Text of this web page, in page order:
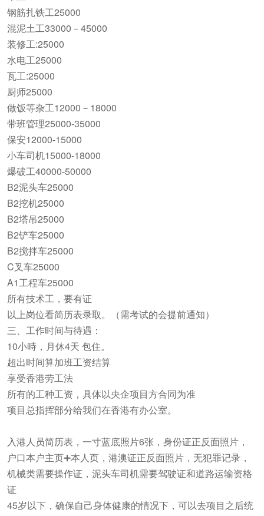
钢筋扎铁工25000
混泥土工33000－45000
装修工:25000
水电工25000
瓦工:25000
厨师25000
做饭等杂工12000－18000
带班管理25000-35000
保安12000-15000
小车司机15000-18000
爆破工40000-50000
B2泥头车25000
B2挖机25000
B2塔吊25000
B2铲车25000
B2搅拌车25000
C叉车25000
A1工程车25000
所有技术工，要有证
以上岗位看简历表录取。（需考试的会提前通知）
三、工作时间与待遇：
10小時，月休4天 包住。
超出时间算加班工资结算
享受香港劳工法
所有的工种工资，具体以央企项目方合同为准
项目总指挥部分给我们在香港有办公室。
入港人员简历表，一寸蓝底照片6张，身份证正反面照片，
户口本户主页➕本人页，港澳证正反面照片，无犯罪记录，
机械类需要操作证，泥头车司机需要驾驶证和道路运输资格
证
45岁以下，确保自己身体健康的情况下，可以去项目之后统